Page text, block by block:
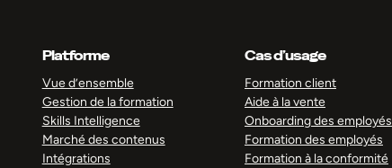
Platforme
Vue d’ensemble
Gestion de la formation
Skills Intelligence
Marché des contenus
Intégrations
Cas d’usage
Formation client
Aide à la vente
Onboarding des employés
Formation des employés
Formation à la conformité